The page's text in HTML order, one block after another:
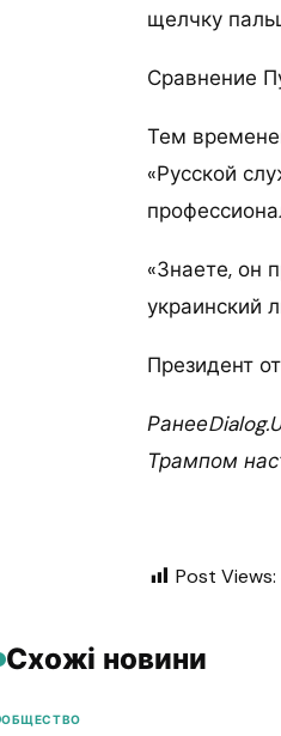
щелчку
Сравнение
Тем
«Русской
«Знаете, он
украинский
Президент
Трампом
Post Views:
Схожі новини
ОБЩЕСТВО